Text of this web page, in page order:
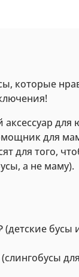
которые
для мам
для того,
а не маму).
бусы